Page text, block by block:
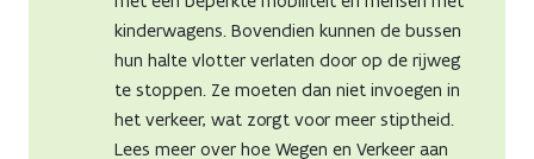
kinderwagens. Bovendien kunnen de bussen
hun halte vlotter verlaten door op de rijweg
te stoppen. Ze moeten dan niet invoegen in
het verkeer, wat zorgt voor meer stiptheid.
Lees meer over hoe Wegen en Verkeer aan